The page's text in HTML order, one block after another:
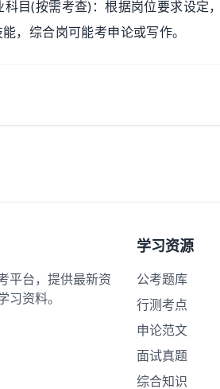
(按需考查)：根据岗位要求设定
，综合岗可能考申论或写作。
平台，提供最新资
资料。
学习资源
公考题库
行测考点
申论范文
面试真题
综合知识